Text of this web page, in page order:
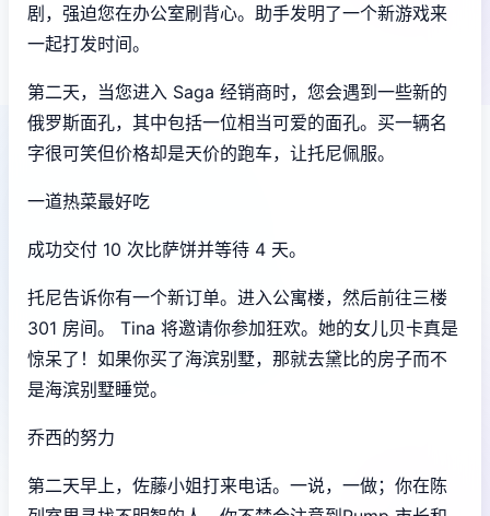
剧，强迫您在办公室刷背心。助手发明了一个新游戏来
一起打发时间。
第二天，当您进入 Saga 经销商时，您会遇到一些新的
俄罗斯面孔，其中包括一位相当可爱的面孔。买一辆名
字很可笑但价格却是天价的跑车，让托尼佩服。
一道热菜最好吃
成功交付 10 次比萨饼并等待 4 天。
托尼告诉你有一个新订单。进入公寓楼，然后前往三楼
301 房间。 Tina 将邀请你参加狂欢。她的女儿贝卡真是
惊呆了！如果你买了海滨别墅，那就去黛比的房子而不
是海滨别墅睡觉。
乔西的努力
第二天早上，佐藤小姐打来电话。一说，一做；你在陈